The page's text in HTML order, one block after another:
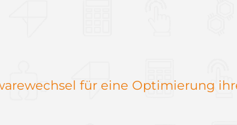
für eine Opti­mierung